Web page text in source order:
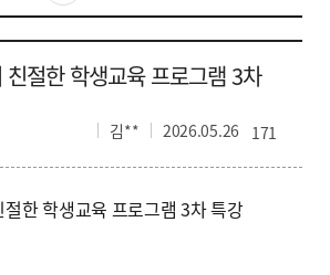
절한 학생교육 프로그램 3차
김** 2026.05.26 171
한 학생교육 프로그램 3차 특강